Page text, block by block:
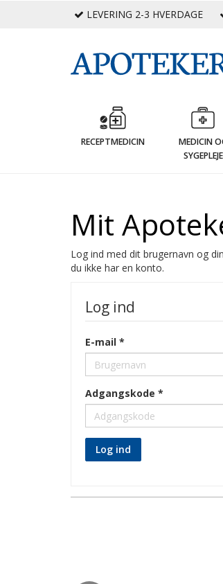
LEVERING 2-3 HVERDAGE
RECEPTMEDICIN
MEDICIN
SYGEPLEJE
Mit
Log ind med dit brugernavn og
du ikke har en konto.
Log ind
E-mail
Adgangskode
Log ind